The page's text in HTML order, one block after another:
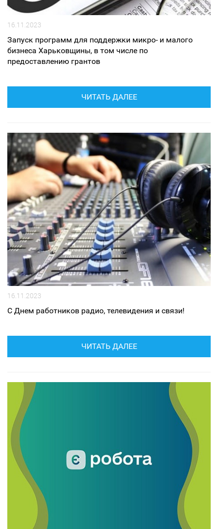
16.11.2023
Запуск программ для поддержки микро- и малого
бизнеса Харьковщины, в том числе по
предоставлению грантов
ЧИТАТЬ ДАЛЕЕ
16.11.2023
С Днем работников радио, телевидения и связи!
ЧИТАТЬ ДАЛЕЕ